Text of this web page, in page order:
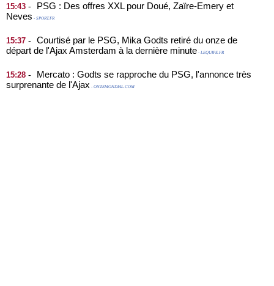
15:43 -
PSG : Des offres XXL pour Doué, Zaïre-Emery et
Neves - SPORT.FR
15:37 -
Courtisé par le PSG, Mika Godts retiré du onze de
départ de l'Ajax Amsterdam à la dernière minute - LEQUIPE.FR
15:28 -
Mercato : Godts se rapproche du PSG, l'annonce très
surprenante de l'Ajax - ONZEMONDIAL.COM